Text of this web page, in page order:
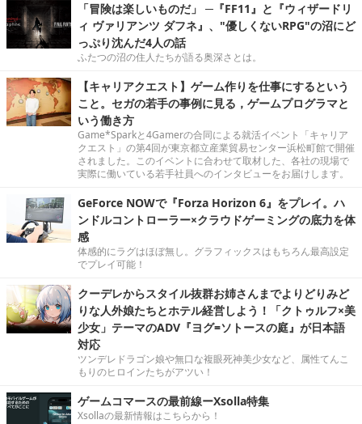
「冒険は楽しいものだ」 ─『FF11』と『ウィザードリ
ィ ヴァリアンツ ダフネ』、"優しくないRPG"の沼にど
っぷり沈んだ4人の話
ふたつの沼の住人たちが語る奥深さとは。
【キャリアクエスト】ゲーム作りを仕事にするという
こと。セガの若手の事例に見る，ゲームプログラマと
いう働き方
Game*Sparkと4Gamerの合同による就活イベント「キャリア
クエスト」の第4回が東京都立産業貿易センター浜松町館で開催
されました。このイベントに合わせて取材した、各社の現場で
実際に働いている若手社員へのインタビューをお届けします。
GeForce NOWで『Forza Horizon 6』をプレイ。ハ
ンドルコントローラー×クラウドゲーミングの底力を体
感
体感的にラグはほぼ無し。グラフィックスはもちろん最高設定
でプレイ可能！
クーデレからスタイル抜群お姉さんまでよりどりみど
りな人外娘たちとホテル経営しよう！「クトゥルフ×美
少女」テーマのADV『ヨグ=ソトースの庭』が日本語
対応
ツンデレドラゴン娘や無口な複眼死神美少女など、属性てんこ
もりのヒロインたちがアツい！
ゲームコマースの最前線ーXsolla特集
Xsollaの最新情報はこちらから！